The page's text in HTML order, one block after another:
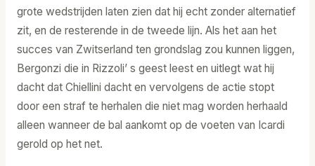
grote wedstrijden laten zien dat hij echt zonder alternatief
zit, en de resterende in de tweede lijn. Als het aan het
succes van Zwitserland ten grondslag zou kunnen liggen,
Bergonzi die in Rizzoli’ s geest leest en uitlegt wat hij
dacht dat Chiellini dacht en vervolgens de actie stopt
door een straf te herhalen die niet mag worden herhaald
alleen wanneer de bal aankomt op de voeten van Icardi
gerold op het net.